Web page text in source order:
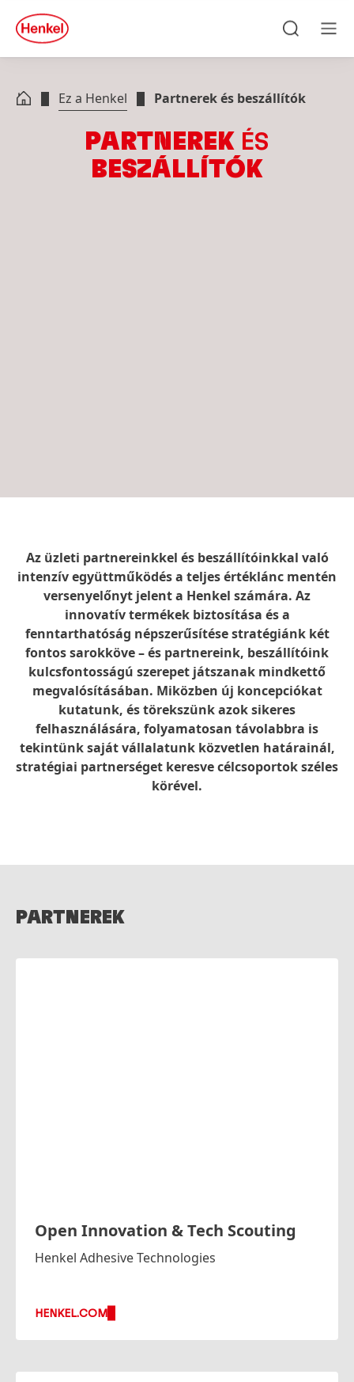
Skip to footer
quick
search
Ez a Henkel Partnerek és beszállítók
PARTNEREK ÉS
BESZÁLLÍTÓK
Az üzleti partnereinkkel és beszállítóinkkal való
intenzív együttműködés a teljes értéklánc mentén
versenyelőnyt jelent a Henkel számára. Az
innovatív termékek biztosítása és a
fenntarthatóság népszerűsítése stratégiánk két
fontos sarokköve – és partnereink, beszállítóink
kulcsfontosságú szerepet játszanak mindkettő
megvalósításában. Miközben új koncepciókat
kutatunk, és törekszünk azok sikeres
felhasználására, folyamatosan távolabbra is
tekintünk saját vállalatunk közvetlen határainál,
stratégiai partnerséget keresve célcsoportok széles
körével.
PARTNEREK
Open Innovation & Tech Scouting
Henkel Adhesive Technologies
HENKEL.COM